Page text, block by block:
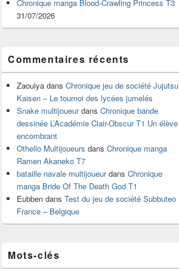
Chronique manga Blood-Crawling Princess T3
31/07/2026
Commentaires récents
Zaouiya dans Chronique jeu de société Jujutsu
Kaisen – Le tournoi des lycées jumelés
Snake multijoueurdans Chronique bande
dessinée L’Académie Clair-Obscur T1 Un élève
encombrant
Othello Multijoueurs dans Chronique manga
Ramen Akaneko T7
bataille navale multijoueurdans Chronique
manga Bride Of The Death God T1
Eubben dans Test du jeu de société Subbuteo
France – Belgique
Mots-clés